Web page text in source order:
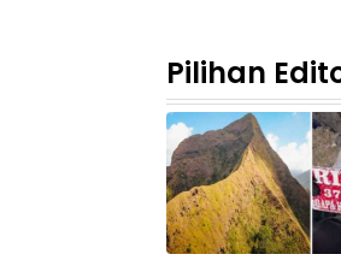
Pilihan